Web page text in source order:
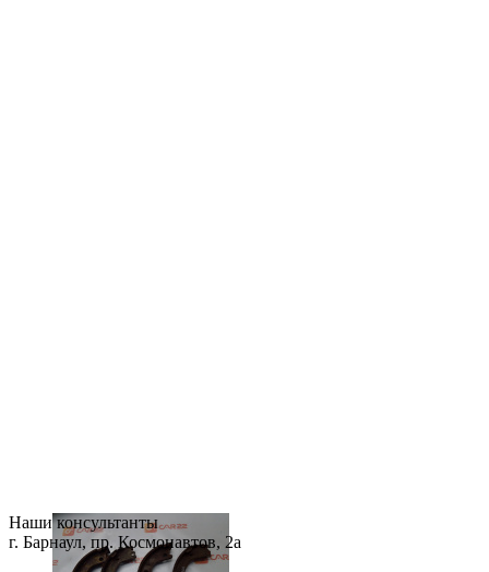
Наши консультанты
г. Барнаул, пр. Космонавтов, 2а